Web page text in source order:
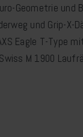
Geometrie
und Grip-X-
Eagle T-Type
M 1900